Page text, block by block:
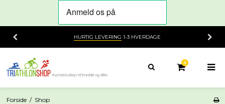
HURTIG LEVERING 1-3 HVERDAGE
0
Forside / Shop